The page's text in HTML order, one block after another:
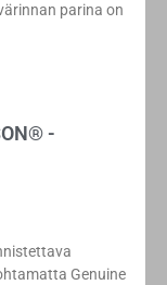
parina on
-
Genuine